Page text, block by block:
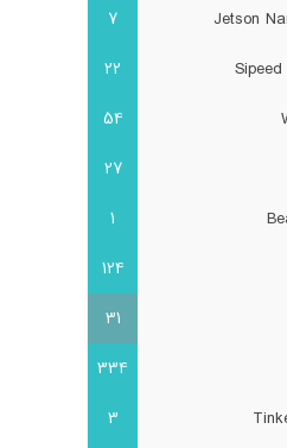
7
22
54
27
1
124
31
334
3